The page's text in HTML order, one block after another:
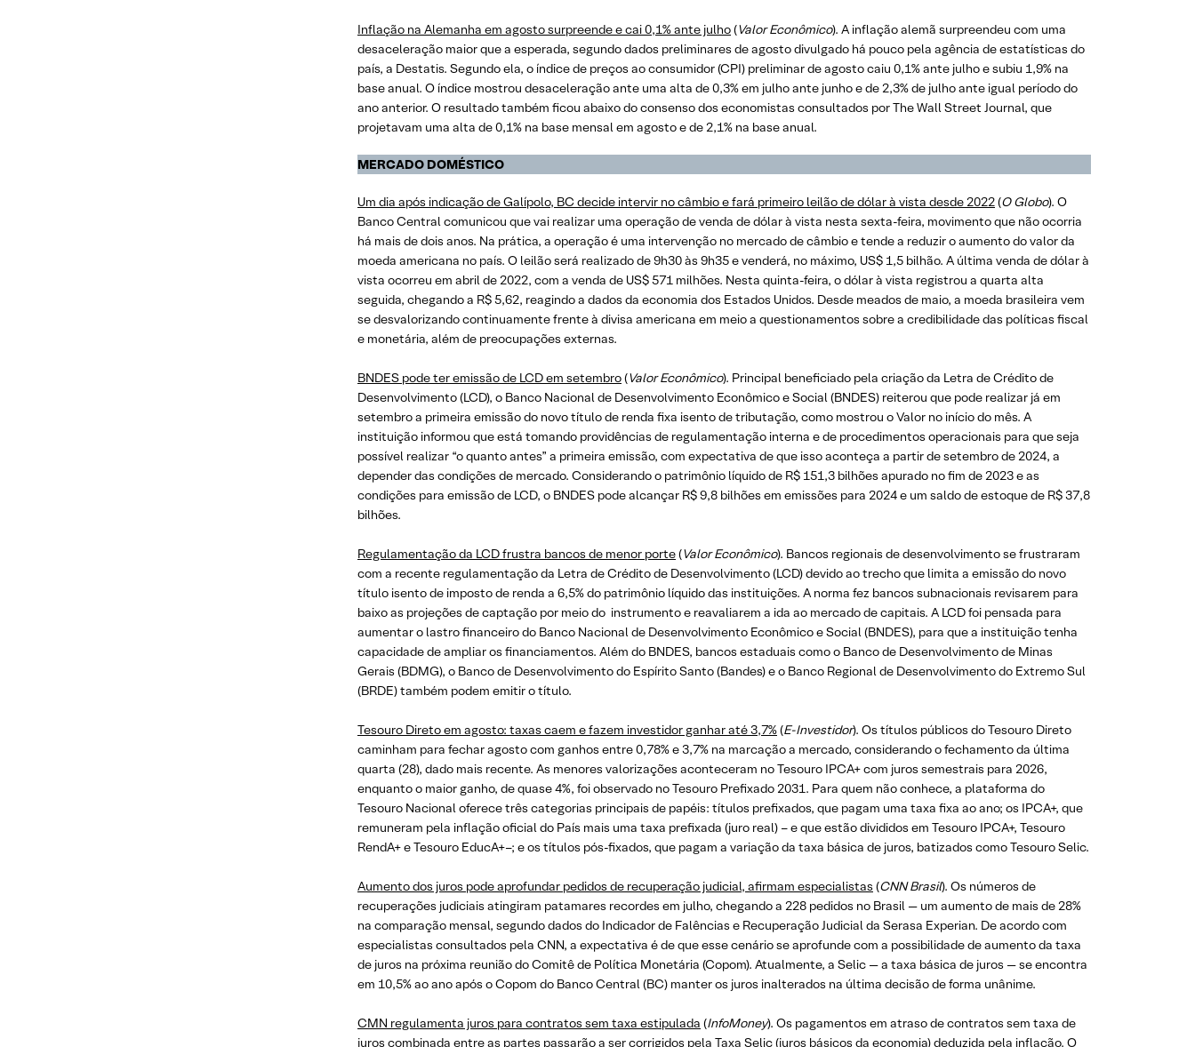
Inflação na Alemanha em agosto surpreende e cai 0,1% ante julho(Valor Econômico). A inflação alemã surpreendeu com uma
desaceleração maior que a esperada, segundo dados preliminares de agosto divulgado há pouco pela agência de estatísticas do
país, a Destatis. Segundo ela, o índice de preços ao consumidor (CPI) preliminar de agosto caiu 0,1% ante julho e subiu 1,9% na
base anual. O índice mostrou desaceleração ante uma alta de 0,3% em julho ante junho e de 2,3% de julho ante igual período do
ano anterior. O resultado também ficou abaixo do consenso dos economistas consultados por The Wall Street Journal, que
projetavam uma alta de 0,1% na base mensal em agosto e de 2,1% na base anual.
MERCADO DOMÉSTICO
Um dia após indicação de Galípolo, BC decide intervir no câmbio e fará primeiro leilão de dólar à vista desde 2022(O Globo). O
Banco Central comunicou que vai realizar uma operação de venda de dólar à vista nesta sexta-feira, movimento que não ocorria
há mais de dois anos. Na prática, a operação é uma intervenção no mercado de câmbio e tende a reduzir o aumento do valor da
moeda americana no país. O leilão será realizado de 9h30 às 9h35 e venderá, no máximo, US$ 1,5 bilhão. A última venda de dólar à
vista ocorreu em abril de 2022, com a venda de US$ 571 milhões. Nesta quinta-feira, o dólar à vista registrou a quarta alta
seguida, chegando a R$ 5,62, reagindo a dados da economia dos Estados Unidos. Desde meados de maio, a moeda brasileira vem
se desvalorizando continuamente frente à divisa americana em meio a questionamentos sobre a credibilidade das políticas fiscal
e monetária, além de preocupações externas.
BNDES pode ter emissão de LCD em setembro(Valor Econômico). Principal beneficiado pela criação da Letra de Crédito de
Desenvolvimento (LCD), o Banco Nacional de Desenvolvimento Econômico e Social (BNDES) reiterou que pode realizar já em
setembro a primeira emissão do novo título de renda fixa isento de tributação, como mostrou o Valor no início do mês. A
instituição informou que está tomando providências de regulamentação interna e de procedimentos operacionais para que seja
possível realizar “o quanto antes” a primeira emissão, com expectativa de que isso aconteça a partir de setembro de 2024, a
depender das condições de mercado. Considerando o patrimônio líquido de R$ 151,3 bilhões apurado no fim de 2023 e as
condições para emissão de LCD, o BNDES pode alcançar R$ 9,8 bilhões em emissões para 2024 e um saldo de estoque de R$ 37,8
bilhões.
Regulamentação da LCD frustra bancos de menor porte(Valor Econômico). Bancos regionais de desenvolvimento se frustraram
com a recente regulamentação da Letra de Crédito de Desenvolvimento (LCD) devido ao trecho que limita a emissão do novo
título isento de imposto de renda a 6,5% do patrimônio líquido das instituições. A norma fez bancos subnacionais revisarem para
baixo as projeções de captação por meio do instrumento e reavaliarem a ida ao mercado de capitais. A LCD foi pensada para
aumentar o lastro financeiro do Banco Nacional de Desenvolvimento Econômico e Social (BNDES), para que a instituição tenha
capacidade de ampliar os financiamentos. Além do BNDES, bancos estaduais como o Banco de Desenvolvimento de Minas
Gerais (BDMG), o Banco de Desenvolvimento do Espírito Santo (Bandes) e o Banco Regional de Desenvolvimento do Extremo Sul
(BRDE) também podem emitir o título.
Tesouro Direto em agosto: taxas caem e fazem investidor ganhar até 3,7%(E-Investidor). Os títulos públicos do Tesouro Direto
caminham para fechar agosto com ganhos entre 0,78% e 3,7% na marcação a mercado, considerando o fechamento da última
quarta (28), dado mais recente. As menores valorizações aconteceram no Tesouro IPCA+ com juros semestrais para 2026,
enquanto o maior ganho, de quase 4%, foi observado no Tesouro Prefixado 2031. Para quem não conhece, a plataforma do
Tesouro Nacional oferece três categorias principais de papéis: títulos prefixados, que pagam uma taxa fixa ao ano; os IPCA+, que
remuneram pela inflação oficial do País mais uma taxa prefixada (juro real) – e que estão divididos em Tesouro IPCA+, Tesouro
RendA+ e Tesouro EducA+–; e os títulos pós-fixados, que pagam a variação da taxa básica de juros, batizados como Tesouro Selic.
Aumento dos juros pode aprofundar pedidos de recuperação judicial, afirmam especialistas (CNN Brasil). Os números de
recuperações judiciais atingiram patamares recordes em julho, chegando a 228 pedidos no Brasil — um aumento de mais de 28%
na comparação mensal, segundo dados do Indicador de Falências e Recuperação Judicial da Serasa Experian. De acordo com
especialistas consultados pela CNN, a expectativa é de que esse cenário se aprofunde com a possibilidade de aumento da taxa
de juros na próxima reunião do Comitê de Política Monetária (Copom). Atualmente, a Selic — a taxa básica de juros — se encontra
em 10,5% ao ano após o Copom do Banco Central (BC) manter os juros inalterados na última decisão de forma unânime.
CMN regulamenta juros para contratos sem taxa estipulada (InfoMoney). Os pagamentos em atraso de contratos sem taxa de
juros combinada entre as partes passarão a ser corrigidos pela Taxa Selic (juros básicos da economia) deduzida pela inflação. O